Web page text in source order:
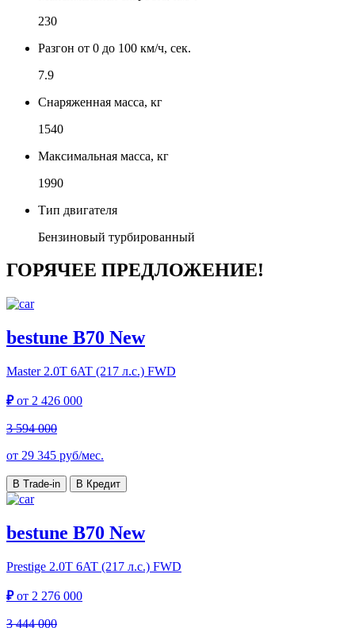
230
Разгон от 0 до 100 км/ч, сек.
7.9
Снаряженная масса, кг
1540
Максимальная масса, кг
1990
Тип двигателя
Бензиновый турбированный
ГОРЯЧЕЕ ПРЕДЛОЖЕНИЕ!
bestune B70 New
Master 2.0T 6AT (217 л.с.) FWD
₽от 2 426 000
3 594 000
от 29 345 руб/мес.
В Trade-in В Кредит
bestune B70 New
Prestige 2.0T 6AT (217 л.с.) FWD
₽от 2 276 000
3 444 000